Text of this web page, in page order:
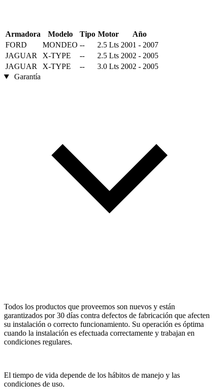
Armadora Modelo Tipo Motor
Año
FORD
MONDEO -- 2.5 Lts 2001 - 2007
JAGUAR
X-TYPE -- 2.5 Lts 2002 - 2005
JAGUAR
X-TYPE -- 3.0 Lts 2002 - 2005
Garantía
Todos los productos que proveemos son nuevos y están
garantizados por 30 días contra defectos de fabricación que afecten
su instalación o correcto funcionamiento. Su operación es óptima
cuando la instalación es efectuada correctamente y trabajan en
condiciones regulares.
El tiempo de vida depende de los hábitos de manejo y las
condiciones de uso.